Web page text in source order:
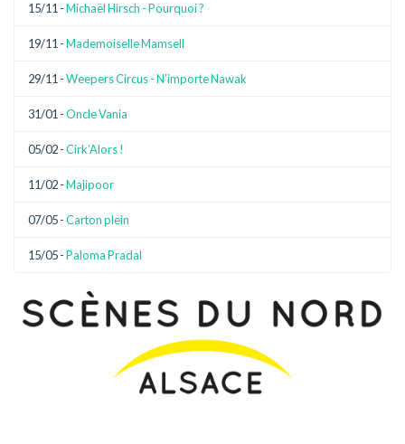
15/11 -Michaël Hirsch - Pourquoi ?
19/11 -Mademoiselle Mamsell
29/11 -Weepers Circus - N’importe Nawak
31/01 -Oncle Vania
05/02 -Cirk’Alors !
11/02 -Majipoor
07/05 -Carton plein
15/05 -Paloma Pradal